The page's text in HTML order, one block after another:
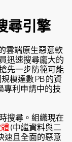
尋引擎
雲端原生惡意軟
迅速搜尋龐大的
先一步防範可能
模達數 PB 的資
專利申請中的技
搜尋。組織現在
(中繼資料與二
速且全面的惡意